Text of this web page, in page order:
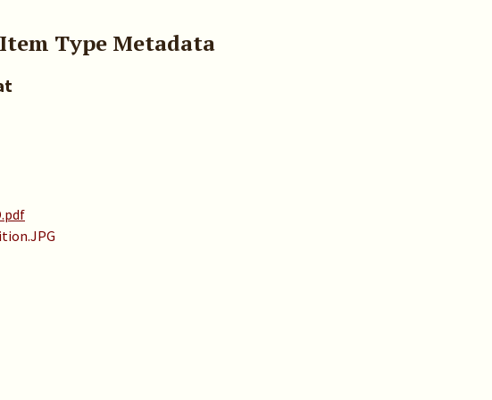
Type Metadata